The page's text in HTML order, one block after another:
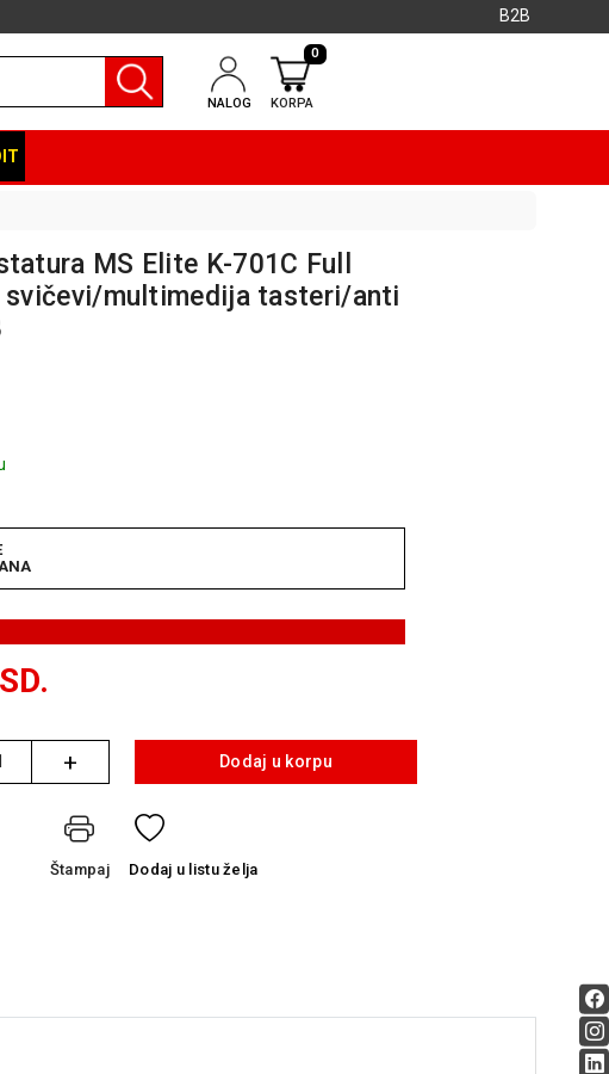
B2B
NALOG KORPA
0
MS Elite K-701C Full
svičevi/multimedija tasteri/anti
+ Dodaj u korpu
Štampaj Dodaj u listu želja